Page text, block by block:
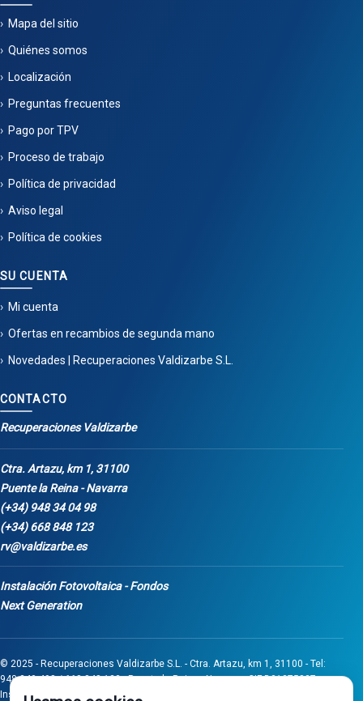
Mapa del sitio
Quiénes somos
Localización
Preguntas frecuentes
Pago por TPV
Proceso de trabajo
Política de privacidad
Aviso legal
Política de cookies
SU CUENTA
Mi cuenta
Ofertas en recambios de segunda mano
Novedades | Recuperaciones Valdizarbe S.L.
CONTACTO
Recuperaciones Valdizarbe
Ctra. Artazu, km 1, 31100
Puente la Reina - Navarra
(+34) 948 34 04 98
(+34) 668 848 123
rv@valdizarbe.es
Instalación Fotovoltaica - Fondos
Next Generation
© 2025 - Recuperaciones Valdizarbe S.L. - Ctra. Artazu, km 1, 31100 - Tel:
948 340 498 / 668 848 123 - Puente la Reina - Navarra - CIF B31275837.
Inscrita en el Registro Mercantil de Navarra, Tomo 32, Folio 75, Hoja 525.